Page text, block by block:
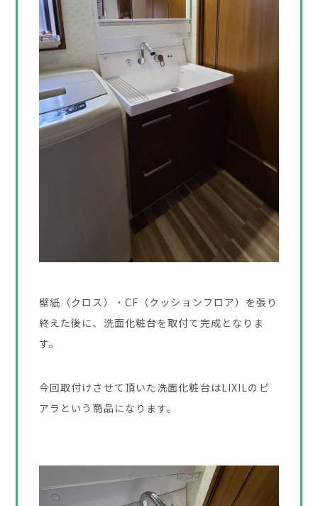
壁紙（クロス）・CF（クッションフロア）を張り
終えた後に、洗面化粧台を取付て完成となりま
す。
今回取付けさせて頂いた洗面化粧台はLIXILのピ
アラという商品になります。